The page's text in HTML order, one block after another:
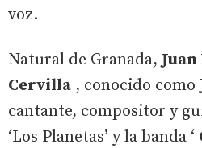
voz.
Natural de Granada,
Cervilla , conocido como
cantante, compositor y
‘Los Planetas’ y la banda ‘